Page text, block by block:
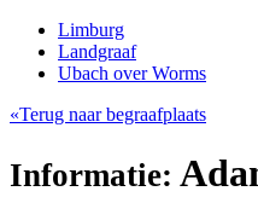
Limburg
Landgraaf
Ubach over Worms
«Terug naar begraafplaats
Informatie: